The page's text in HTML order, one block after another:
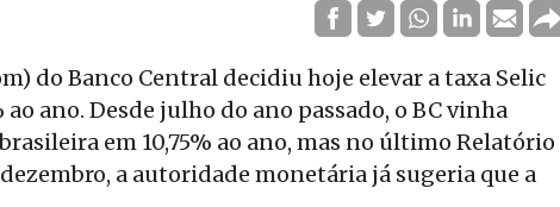
do Banco Central decidiu hoje elevar a taxa Selic
ano. Desde julho do ano passado, o BC vinha
em 10,75% ao ano, mas no último Relatório
a autoridade monetária já sugeria que a